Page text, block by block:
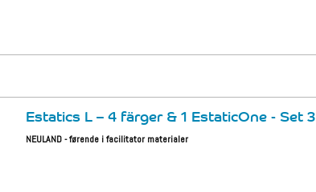
Estatics L – 4 färger & 1 EstaticOne - Set 3
NEULAND - førende i facilitator materialer